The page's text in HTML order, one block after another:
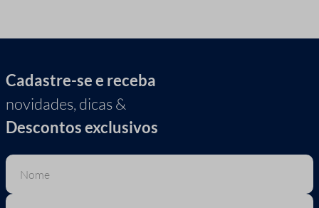
Cadastre-se e receba
novidades, dicas &
Descontos exclusivos